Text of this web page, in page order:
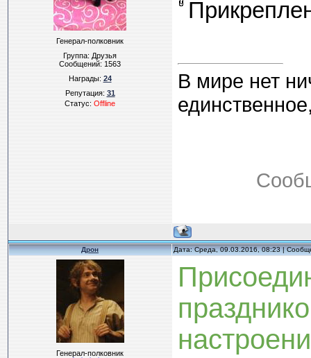
Генерал-полковник
Группа: Друзья
Сообщений:1563
Награды:24
Репутация:31
Статус:Offline
В мире нет
Дрон Дата: Среда, 09.03.2016, 08:23 |
Генерал-полковник